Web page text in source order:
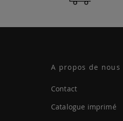
A propos de nous
Contact
Catalogue imprimé